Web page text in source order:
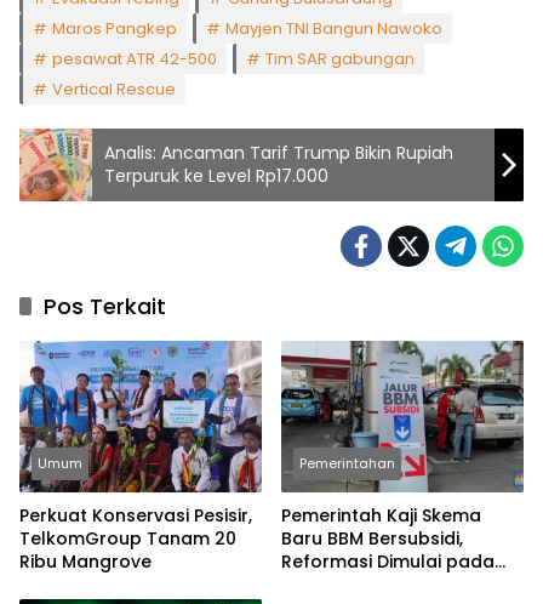
Maros Pangkep
Mayjen TNI Bangun Nawoko
pesawat ATR 42-500
Tim SAR gabungan
Vertical Rescue
Analis: Ancaman Tarif Trump Bikin Rupiah
Terpuruk ke Level Rp17.000
Pos Terkait
Umum
Perkuat Konservasi Pesisir,
TelkomGroup Tanam 20
Ribu Mangrove
Pemerintahan
Pemerintah Kaji Skema
Baru BBM Bersubsidi,
Reformasi Dimulai pada